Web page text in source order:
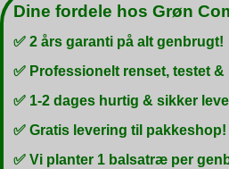
Dine fordele hos Grøn
✅ 2 års garanti på alt genbrugt!
✅ Professionelt renset, testet
✅ 1-2 dages hurtig & sikker
✅ Gratis levering til pakkeshop!
✅ Vi planter 1 balsatræ per